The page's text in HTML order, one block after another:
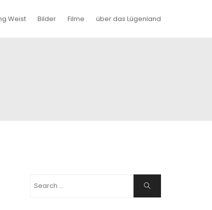
Weist Bilder Filme über das Lügenland
Search
Search